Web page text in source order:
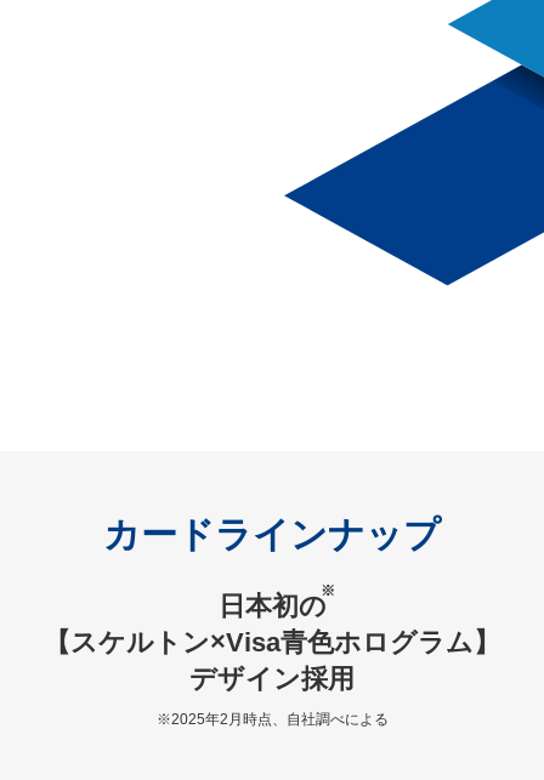
カードラインナップ
日本初の
※
【スケルトン×Visa青色ホログラム】
デザイン採用
※2025年2月時点、自社調べによる